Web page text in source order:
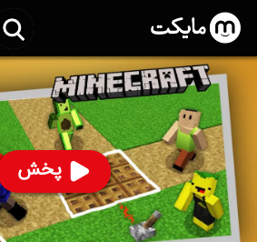
پخش
استریم ماینکرفت: داستان‌های لیمو ۷ - گیریفین وی
گیریفین وی
ساخت ایران سال 1404
رده سنی ۱۳+
استریم